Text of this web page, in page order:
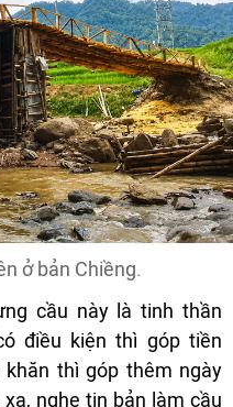
ở bản Chiềng.
cầu này là tinh thần
điều kiện thì góp tiền
thì góp thêm ngày
nghe tin bản làm cầu